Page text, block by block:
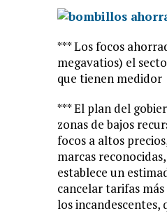
*** Los focos
megavatios) el
que tienen medidor
*** El plan del
zonas de bajos
focos a altos
marcas
establece un
cancelar tarifas
los incandescentes,